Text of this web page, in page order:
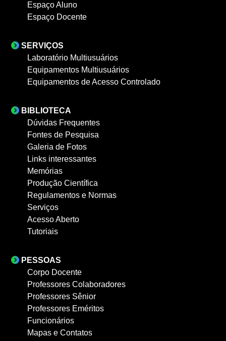
Espaço Aluno
Espaço Docente
SERVIÇOS
Laboratório Multiusuários
Equipamentos Multiusuários
Equipamentos de Acesso Controlado
BIBLIOTECA
Dúvidas Frequentes
Fontes de Pesquisa
Galeria de Fotos
Links interessantes
Memórias
Produção Científica
Regulamentos e Normas
Serviços
Acesso Aberto
Tutoriais
PESSOAS
Corpo Docente
Professores Colaboradores
Professores Sênior
Professores Eméritos
Funcionários
Mapas e Contatos